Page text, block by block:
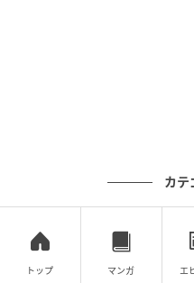
隔月でsweet webで『
の。』も連載中！
photo : JUNGHYUN KIM
カテ
トップ マンガ エ